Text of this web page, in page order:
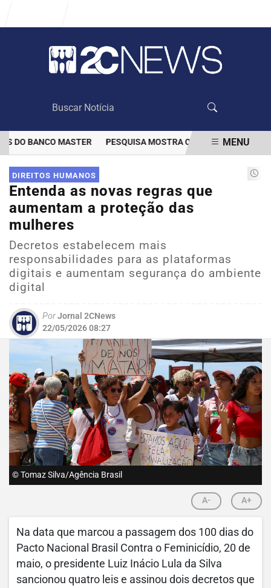
BANCO MASTER PESQUISA MOSTRA QUE VACINAÇÃO
EM ALTA
MENU
DIREITOS HUMANOS
Entenda as novas regras que
aumentam a proteção das
mulheres
Decretos estabelecem mais
responsabilidades para as plataformas
digitais e aumentam segurança do ambiente
digital
PorJornal 2CNews
22/05/2026 08:27
© Tomaz Silva/Agência Brasil
A- A+
Na data que marcou a passagem dos 100 dias do
Pacto Nacional Brasil Contra o Feminicídio, 20 de
maio, o presidente Luiz Inácio Lula da Silva
sancionou quatro leis e assinou dois decretos que